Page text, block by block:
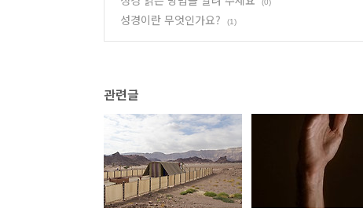
(0)
성경이란 무엇인가요? (1)
관련글